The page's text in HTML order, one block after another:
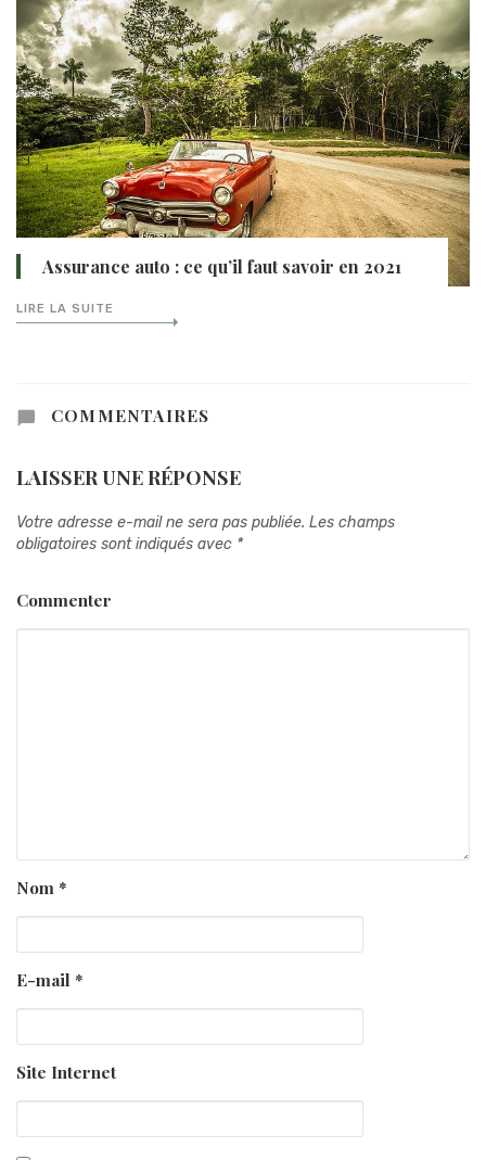
Assurance auto : ce qu’il faut savoir en 2021
LIRE LA SUITE
COMMENTAIRES
LAISSER UNE RÉPONSE
Votre adresse e-mail ne sera pas publiée. Les champs
obligatoires sont indiqués avec *
Commenter
Nom *
E-mail *
Site Internet